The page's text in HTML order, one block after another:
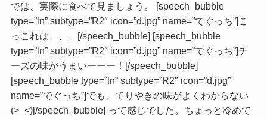
では、実際に食べて見ましょう。 [speech_bubble
type=”ln” subtype=”R2″ icon=”d.jpg” name=”でぐっち”]こ
っこれは、、、[/speech_bubble] [speech_bubble
type=”ln” subtype=”R2″ icon=”d.jpg” name=”でぐっち”]チ
ーズの味がうまいーーー！[/speech_bubble]
[speech_bubble type=”ln” subtype=”R2″ icon=”d.jpg”
name=”でぐっち”]でも、てりやきの味がよくわからない
(>_<)[/speech_bubble] って感じでした。ちょっと冷めて